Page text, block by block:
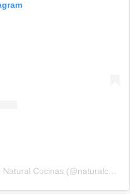
Una publicación compartida de Natural Cocinas (@naturalcocinas)